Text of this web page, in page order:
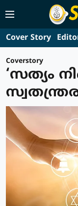
Cover Story
Coverstory
‘സത്യം